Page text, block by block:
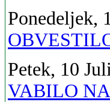
Ponedeljek,
Petek, 10
VABILO